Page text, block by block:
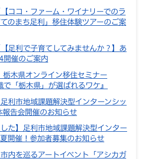
ココ・ファーム・ワイナリーでのラ
のまち足利」移住体験ツアーのご案
足利で子育てしてみませんか？】あ
開催のご案内
木県オンライン移住セミナー
「栃木県」が選ばれるワケ』
足利市地域課題解決型インターンシッ
報告会開催のお知らせ
した】足利市地域課題解決型インター
開催！参加者募集のお知らせ
市内を巡るアートイベント「アシカガ